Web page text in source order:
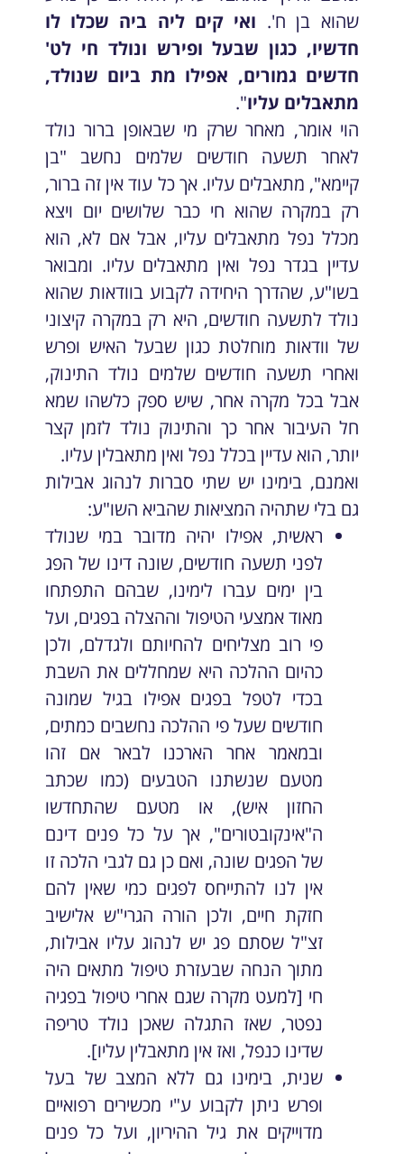
שהוא בן ח'. ואי קים ליה ביה שכלו לו
חדשיו, כגון שבעל ופירש ונולד חי לט'
חדשים גמורים, אפילו מת ביום שנולד,
מתאבלים עליו".
הוי אומר, מאחר שרק מי שבאופן ברור נולד
לאחר תשעה חודשים שלמים נחשב "בן
קיימא", מתאבלים עליו. אך כל עוד אין זה ברור,
רק במקרה שהוא חי כבר שלושים יום ויצא
מכלל נפל מתאבלים עליו, אבל אם לא, הוא
עדיין בגדר נפל ואין מתאבלים עליו. ומבואר
בשו"ע, שהדרך היחידה לקבוע בוודאות שהוא
נולד לתשעה חודשים, היא רק במקרה קיצוני
של וודאות מוחלטת כגון שבעל האיש ופרש
ואחרי תשעה חודשים שלמים נולד התינוק,
אבל בכל מקרה אחר, שיש ספק כלשהו שמא
חל העיבור אחר כך והתינוק נולד לזמן קצר
יותר, הוא עדיין בכלל נפל ואין מתאבלין עליו.
ואמנם, בימינו יש שתי סברות לנהוג אבילות
גם בלי שתהיה המציאות שהביא השו"ע:
ראשית, אפילו יהיה מדובר במי שנולד
לפני תשעה חודשים, שונה דינו של הפג
בין ימים עברו לימינו, שבהם התפתחו
מאוד אמצעי הטיפול וההצלה בפגים, ועל
פי רוב מצליחים להחיותם ולגדלם, ולכן
כהיום ההלכה היא שמחללים את השבת
בכדי לטפל בפגים אפילו בגיל שמונה
חודשים שעל פי ההלכה נחשבים כמתים,
ובמאמר אחר הארכנו לבאר אם זהו
מטעם שנשתנו הטבעים (כמו שכתב
החזון איש), או מטעם שהתחדשו
ה"אינקובטורים", אך על כל פנים דינם
של הפגים שונה, ואם כן גם לגבי הלכה זו
אין לנו להתייחס לפגים כמי שאין להם
חזקת חיים, ולכן הורה הגרי"ש אלישיב
זצ"ל שסתם פג יש לנהוג עליו אבילות,
מתוך הנחה שבעזרת טיפול מתאים היה
חי [למעט מקרה שגם אחרי טיפול בפגיה
נפטר, שאז התגלה שאכן נולד טריפה
שדינו כנפל, ואז אין מתאבלין עליו].
שנית, בימינו גם ללא המצב של בעל
ופרש ניתן לקבוע ע"י מכשירים רפואיים
מדוייקים את גיל ההיריון, ועל כל פנים